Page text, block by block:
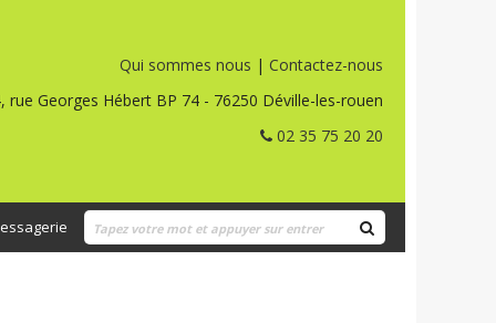
Qui sommes nous | Contactez-nous
rue Georges Hébert BP 74 - 76250 Déville-les-rouen
02 35 75 20 20